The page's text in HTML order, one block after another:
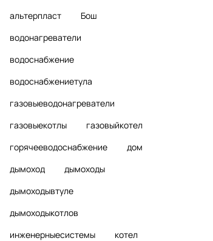
альтерпласт
Бош
водонагреватели
водоснабжение
водоснабжениетула
газовыеводонагреватели
газовыекотлы
газовыйкотел
горячееводоснабжение
дом
дымоход
дымоходы
дымоходывтуле
дымоходыкотлов
инженерныесистемы
котел